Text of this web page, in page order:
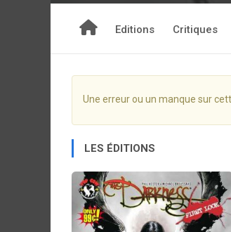
Editions Critiques
Une erreur ou un manque sur
LES ÉDITIONS